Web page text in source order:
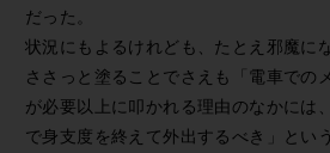
だった。
状況にもよるけれども、たとえ邪魔に
ささっと塗ることでさえも「電車での
が必要以上に叩かれる理由のなかには
で身支度を終えて外出するべき」とい